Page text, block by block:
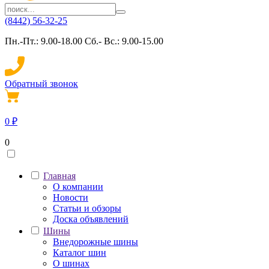
(8442) 56-32-25
Пн.-Пт.: 9.00-18.00 Сб.- Вс.: 9.00-15.00
Обратный звонок
0 ₽
0
Главная
О компании
Новости
Статьи и обзоры
Доска объявлений
Шины
Внедорожные шины
Каталог шин
О шинах